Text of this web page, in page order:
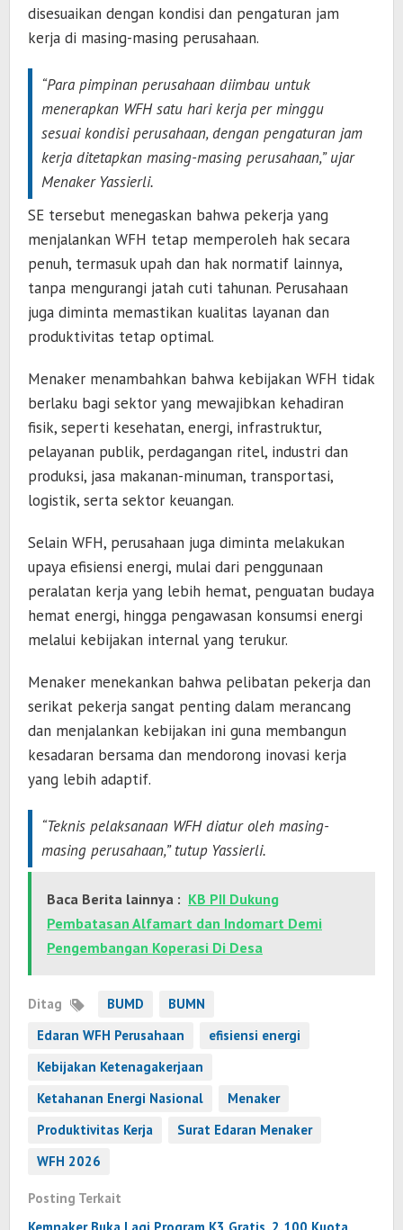
disesuaikan dengan kondisi dan pengaturan jam
kerja di masing-masing perusahaan.
“Para pimpinan perusahaan diimbau untuk
menerapkan WFH satu hari kerja per minggu
sesuai kondisi perusahaan, dengan pengaturan jam
kerja ditetapkan masing-masing perusahaan,” ujar
Menaker Yassierli.
SE tersebut menegaskan bahwa pekerja yang
menjalankan WFH tetap memperoleh hak secara
penuh, termasuk upah dan hak normatif lainnya,
tanpa mengurangi jatah cuti tahunan. Perusahaan
juga diminta memastikan kualitas layanan dan
produktivitas tetap optimal.
Menaker menambahkan bahwa kebijakan WFH tidak
berlaku bagi sektor yang mewajibkan kehadiran
fisik, seperti kesehatan, energi, infrastruktur,
pelayanan publik, perdagangan ritel, industri dan
produksi, jasa makanan-minuman, transportasi,
logistik, serta sektor keuangan.
Selain WFH, perusahaan juga diminta melakukan
upaya efisiensi energi, mulai dari penggunaan
peralatan kerja yang lebih hemat, penguatan budaya
hemat energi, hingga pengawasan konsumsi energi
melalui kebijakan internal yang terukur.
Menaker menekankan bahwa pelibatan pekerja dan
serikat pekerja sangat penting dalam merancang
dan menjalankan kebijakan ini guna membangun
kesadaran bersama dan mendorong inovasi kerja
yang lebih adaptif.
“Teknis pelaksanaan WFH diatur oleh masing-
masing perusahaan,” tutup Yassierli.
Baca Berita lainnya : KB PII Dukung
Pembatasan Alfamart dan Indomart Demi
Pengembangan Koperasi Di Desa
Ditag BUMD
BUMN
Edaran WFH Perusahaan
efisiensi energi
Kebijakan Ketenagakerjaan
Ketahanan Energi Nasional
Menaker
Produktivitas Kerja
Surat Edaran Menaker
WFH 2026
Posting Terkait